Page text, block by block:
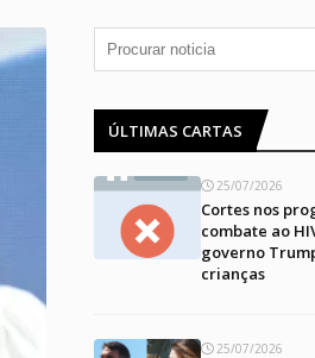
ÚLTIMAS CARTAS
25/07/2026
Cortes nos
combate ao
governo
crianças
25/07/2026